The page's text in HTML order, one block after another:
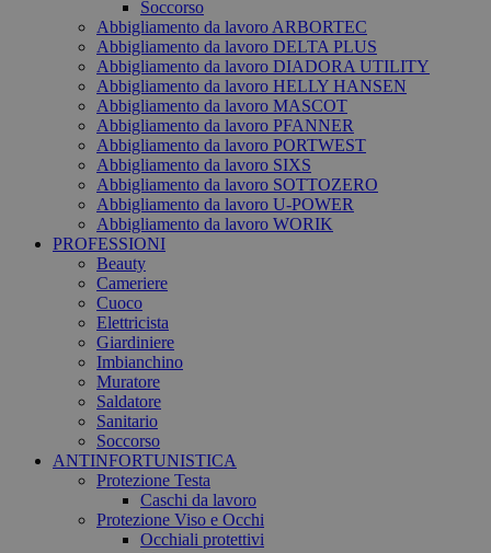
Soccorso
Abbigliamento da lavoro ARBORTEC
Abbigliamento da lavoro DELTA PLUS
Abbigliamento da lavoro DIADORA UTILITY
Abbigliamento da lavoro HELLY HANSEN
Abbigliamento da lavoro MASCOT
Abbigliamento da lavoro PFANNER
Abbigliamento da lavoro PORTWEST
Abbigliamento da lavoro SIXS
Abbigliamento da lavoro SOTTOZERO
Abbigliamento da lavoro U-POWER
Abbigliamento da lavoro WORIK
PROFESSIONI
Beauty
Cameriere
Cuoco
Elettricista
Giardiniere
Imbianchino
Muratore
Saldatore
Sanitario
Soccorso
ANTINFORTUNISTICA
Protezione Testa
Caschi da lavoro
Protezione Viso e Occhi
Occhiali protettivi